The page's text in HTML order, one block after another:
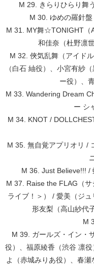
M 29. きらりひらり舞
M 30. ゆめの羅針
M 31. MY舞☆TONIGHT（
和佳奈（杜野凛
M 32. 俠気乱舞（アイド
（白石 紬役）、小宮有紗
ー役）、
M 33. Wandering Dream
ー シ
M 34. KNOT /
M 35. 無自覚アプリオリ /
M 36. Just Believe!!! /
M 37. Raise the FLAG（
ライブ！＞） / 愛美（ジ
形友梨（高山紗代
M
M 39. ガールズ・イン・
役）、福原綾香（渋谷 凛
よ（赤城みりあ役）、春